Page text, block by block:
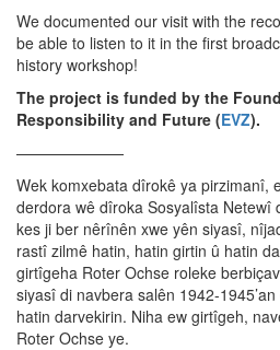
We documented our visit with the
be able to listen to it in the first
history workshop!
The project is funded by the
Responsibility and Future (EVZ).
———————
Wek komxebata dîrokê ya pirzimanî,
derdora wê dîroka Sosyalîsta Netewî
kes ji ber nêrînên xwe yên siyasî,
rastî zilmê hatin, hatin girtin û hatin
girtîgeha Roter Ochse roleke
siyasî di navbera salên 1942-
hatin darvekirin. Niha ew girtîgeh,
Roter Ochse ye.